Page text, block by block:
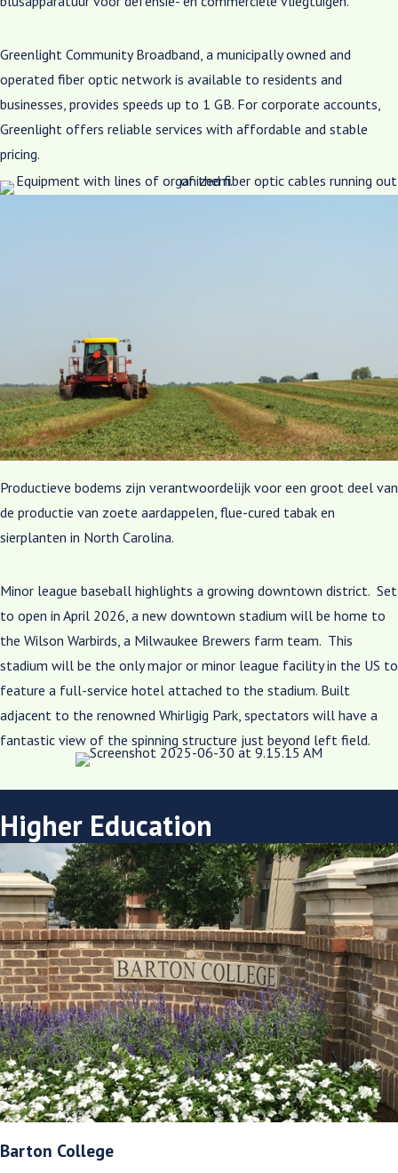
Greenlight Community Broadband, a municipally owned and
operated fiber optic network is available to residents and
businesses, provides speeds up to 1 GB. For corporate accounts,
Greenlight offers reliable services with affordable and stable
pricing.
Productieve bodems zijn verantwoordelijk voor een groot deel van
de productie van zoete aardappelen, flue-cured tabak en
sierplanten in North Carolina.
Minor league baseball highlights a growing downtown district. Set
to open in April 2026, a new downtown stadium will be home to
the Wilson Warbirds, a Milwaukee Brewers farm team. This
stadium will be the only major or minor league facility in the US to
feature a full-service hotel attached to the stadium. Built
adjacent to the renowned Whirligig Park, spectators will have a
fantastic view of the spinning structure just beyond left field.
Higher Education
Barton College